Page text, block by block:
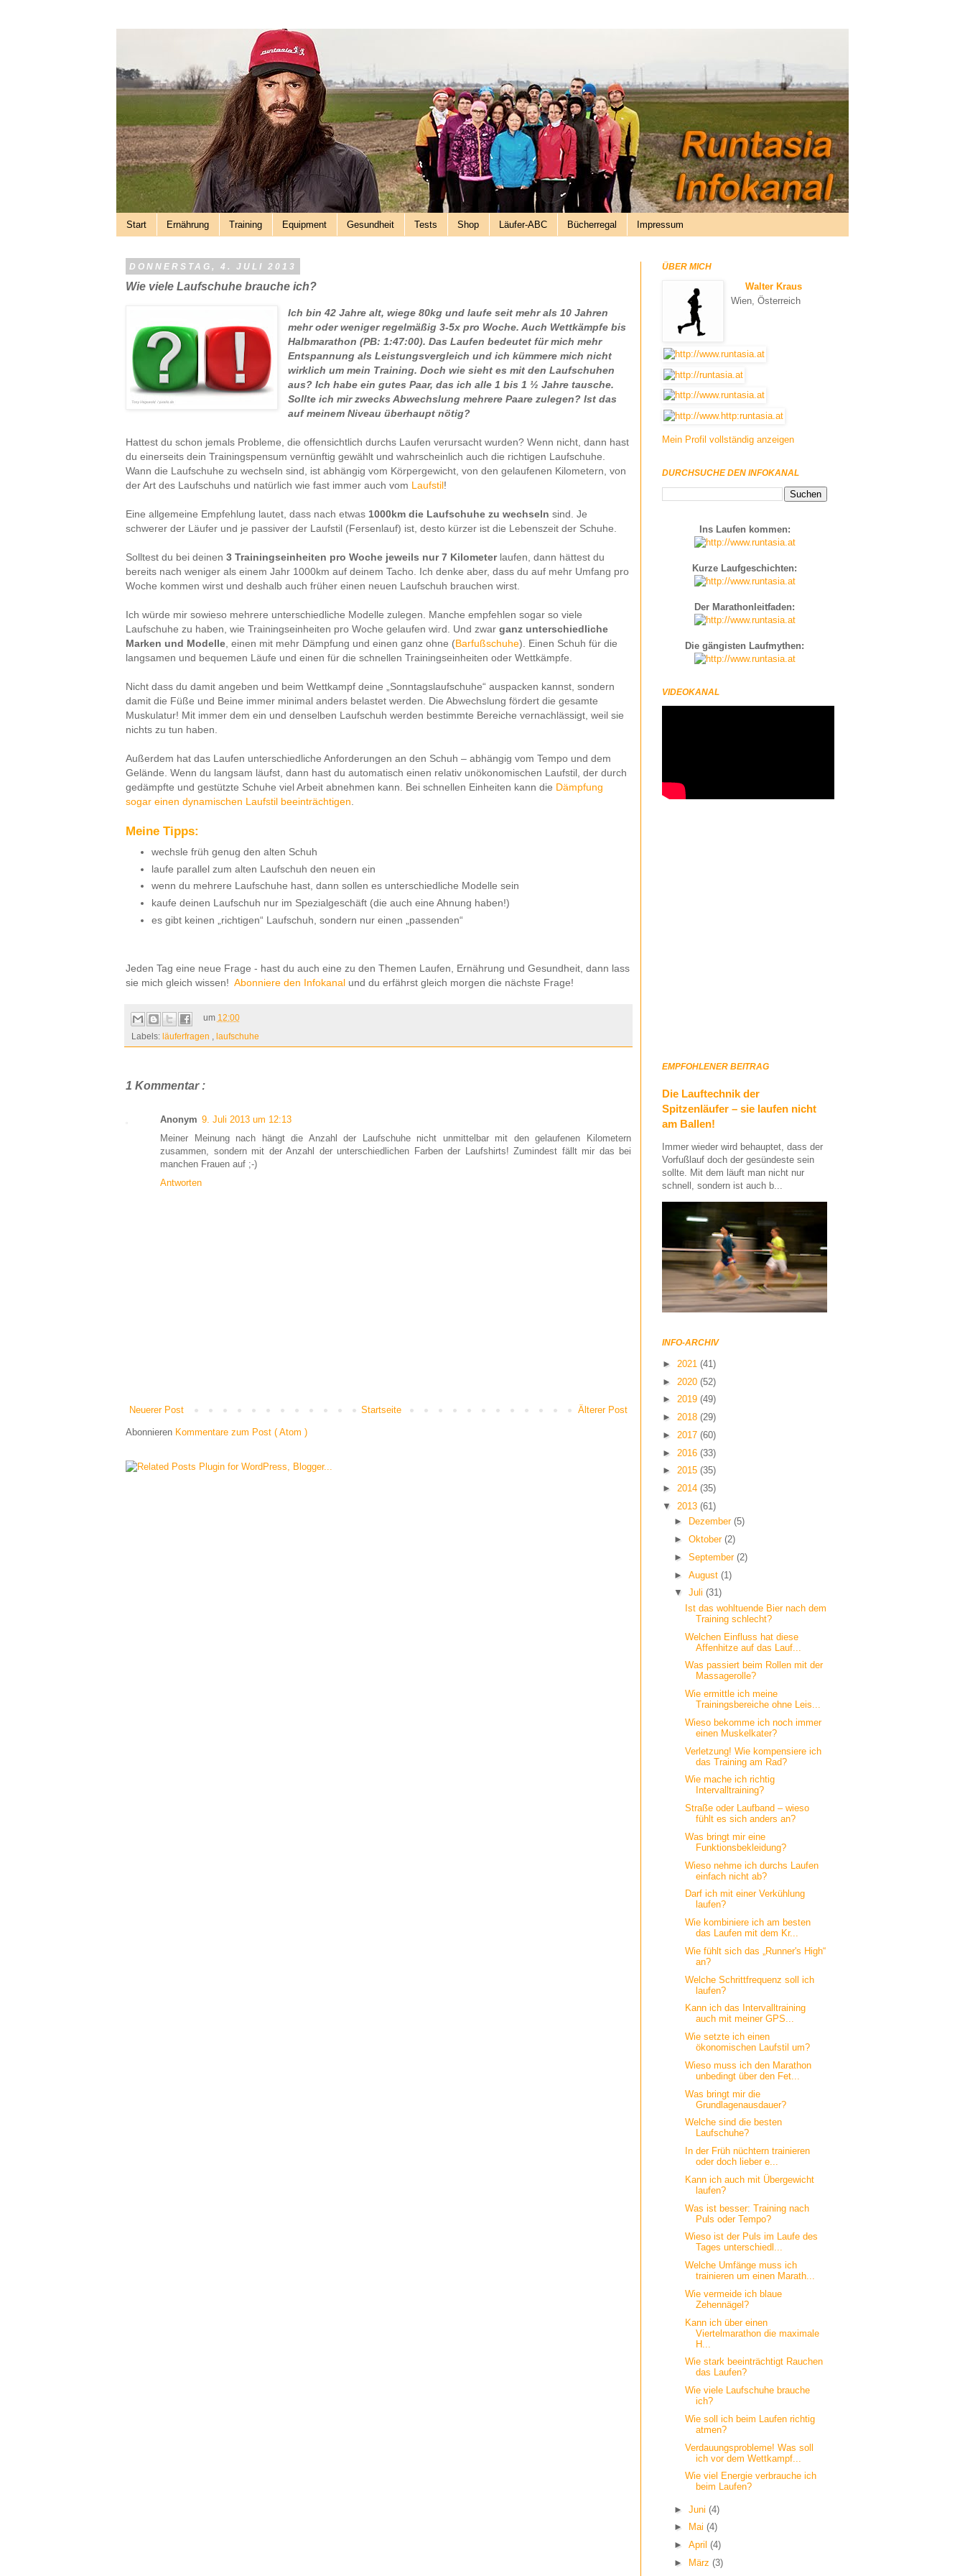
Start Ernährung Training Equipment Gesundheit Tests Shop Läufer-ABC Bücherregal Impressum
DONNERSTAG, 4. JULI 2013
Wie viele Laufschuhe brauche ich?
Ich bin 42 Jahre alt, wiege 80kg und laufe seit mehr als 10 Jahren
mehr oder weniger regelmäßig 3-5x pro Woche. Auch Wettkämpfe bis
Halbmarathon (PB: 1:47:00). Das Laufen bedeutet für mich mehr
Entspannung als Leistungsvergleich und ich kümmere mich nicht
wirklich um mein Training. Doch wie sieht es mit den Laufschuhen
aus? Ich habe ein gutes Paar, das ich alle 1 bis 1 ½ Jahre tausche.
Sollte ich mir zwecks Abwechslung mehrere Paare zulegen? Ist das
auf meinem Niveau überhaupt nötig?
Hattest du schon jemals Probleme, die offensichtlich durchs Laufen verursacht wurden? Wenn nicht, dann hast
du einerseits dein Trainingspensum vernünftig gewählt und wahrscheinlich auch die richtigen Laufschuhe.
Wann die Laufschuhe zu wechseln sind, ist abhängig vom Körpergewicht, von den gelaufenen Kilometern, von
der Art des Laufschuhs und natürlich wie fast immer auch vom Laufstil!
Eine allgemeine Empfehlung lautet, dass nach etwas 1000km die Laufschuhe zu wechseln sind. Je
schwerer der Läufer und je passiver der Laufstil (Fersenlauf) ist, desto kürzer ist die Lebenszeit der Schuhe.
Solltest du bei deinen 3 Trainingseinheiten pro Woche jeweils nur 7 Kilometerlaufen, dann hättest du
bereits nach weniger als einem Jahr 1000km auf deinem Tacho. Ich denke aber, dass du auf mehr Umfang pro
Woche kommen wirst und deshalb auch früher einen neuen Laufschuh brauchen wirst.
Ich würde mir sowieso mehrere unterschiedliche Modelle zulegen. Manche empfehlen sogar so viele
Laufschuhe zu haben, wie Trainingseinheiten pro Woche gelaufen wird. Und zwar ganz unterschiedliche
Marken und Modelle , einen mit mehr Dämpfung und einen ganz ohne (Barfußschuhe). Einen Schuh für die
langsamen und bequemen Läufe und einen für die schnellen Trainingseinheiten oder Wettkämpfe.
Nicht dass du damit angeben und beim Wettkampf deine „Sonntagslaufschuhe“ auspacken kannst, sondern
damit die Füße und Beine immer minimal anders belastet werden. Die Abwechslung fördert die gesamte
Muskulatur! Mit immer dem ein und denselben Laufschuh werden bestimmte Bereiche vernachlässigt, weil sie
nichts zu tun haben.
Außerdem hat das Laufen unterschiedliche Anforderungen an den Schuh – abhängig vom Tempo und dem
Gelände. Wenn du langsam läufst, dann hast du automatisch einen relativ unökonomischen Laufstil, der durch
gedämpfte und gestützte Schuhe viel Arbeit abnehmen kann. Bei schnellen Einheiten kann die Dämpfung
sogar einen dynamischen Laufstil beeinträchtigen
Meine Tipps:
wechsle früh genug den alten Schuh
laufe parallel zum alten Laufschuh den neuen ein
wenn du mehrere Laufschuhe hast, dann sollen es unterschiedliche Modelle sein
kaufe deinen Laufschuh nur im Spezialgeschäft (die auch eine Ahnung haben!)
es gibt keinen „richtigen“ Laufschuh, sondern nur einen „passenden“
Jeden Tag eine neue Frage - hast du auch eine zu den Themen Laufen, Ernährung und Gesundheit, dann lass
sie mich gleich wissen! Abonniere den Infokanal und du erfährst gleich morgen die nächste Frage!
um 12:00
Labels: läuferfragen laufschuhe
1 Kommentar :
Anonym 9. Juli 2013 um 12:13
Meiner Meinung nach hängt die Anzahl der Laufschuhe nicht unmittelbar mit den gelaufenen Kilometern
zusammen, sondern mit der Anzahl der unterschiedlichen Farben der Laufshirts! Zumindest fällt mir das bei
manchen Frauen auf ;-)
Antworten
Neuerer Post Älterer Post
Startseite
Abonnieren Kommentare zum Post ( Atom )
ÜBER MICH
Walter Kraus
Wien, Österreich
Mein Profil vollständig anzeigen
DURCHSUCHE DEN INFOKANAL
Ins Laufen kommen:
Kurze Laufgeschichten:
Der Marathonleitfaden:
Die gängisten Laufmythen:
VIDEOKANAL
EMPFOHLENER BEITRAG
Die Lauftechnik der
Spitzenläufer – sie laufen nicht
am Ballen!
Immer wieder wird behauptet, dass der
Vorfußlauf doch der gesündeste sein
sollte. Mit dem läuft man nicht nur
schnell, sondern ist auch b...
INFO-ARCHIV
► 2021 (41)
► 2020 (52)
► 2019 (49)
► 2018 (29)
► 2017 (60)
► 2016 (33)
► 2015 (35)
► 2014 (35)
▼ 2013 (61)
►
Dezember (5)
► Oktober (2)
► September (2)
► August (1)
▼ Juli (31)
Ist das wohltuende Bier nach dem
Training schlecht?
Welchen Einfluss hat diese
Affenhitze auf das Lauf...
Was passiert beim Rollen mit der
Massagerolle?
Wie ermittle ich meine
Trainingsbereiche ohne Leis...
Wieso bekomme ich noch immer
einen Muskelkater?
Verletzung! Wie kompensiere ich
das Training am Rad?
Wie mache ich richtig
Intervalltraining?
Straße oder Laufband – wieso
fühlt es sich anders an?
Was bringt mir eine
Funktionsbekleidung?
Wieso nehme ich durchs Laufen
einfach nicht ab?
Darf ich mit einer Verkühlung
laufen?
Wie kombiniere ich am besten
das Laufen mit dem Kr...
Wie fühlt sich das „Runner's High“
an?
Welche Schrittfrequenz soll ich
laufen?
Kann ich das Intervalltraining
auch mit meiner GPS...
Wie setzte ich einen
ökonomischen Laufstil um?
Wieso muss ich den Marathon
unbedingt über den Fet...
Was bringt mir die
Grundlagenausdauer?
Welche sind die besten
Laufschuhe?
In der Früh nüchtern trainieren
oder doch lieber e...
Kann ich auch mit Übergewicht
laufen?
Was ist besser: Training nach
Puls oder Tempo?
Wieso ist der Puls im Laufe des
Tages unterschiedl...
Welche Umfänge muss ich
trainieren um einen Marath...
Wie vermeide ich blaue
Zehennägel?
Kann ich über einen
Viertelmarathon die maximale
H...
Wie stark beeinträchtigt Rauchen
das Laufen?
Wie viele Laufschuhe brauche
ich?
Wie soll ich beim Laufen richtig
atmen?
Verdauungsprobleme! Was soll
ich vor dem Wettkampf...
Wie viel Energie verbrauche ich
beim Laufen?
► Juni (4)
►
Mai (4)
► April (4)
►
März (3)